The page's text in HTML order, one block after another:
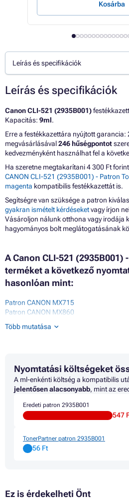
Kosárba
Leírás és specifikációk
Leírás és specifikációk
Canon CLI-521 (2935B001)
Kapacitás: 9ml.
Erre a festékkazettára nyújtott garancia:
megvásárlásával246 hűségpontot
kedvezményként használhat fel a
Ha szeretne megtakarítani 4 300 Ft
CANON CLI-521 (2935B001) - Patron
magenta kompatibilis festékkazettát is.
Segítségre van szüksége a patron
gyakran ismételt kérdéseketvagy írjon
Vásároljon nálunk otthona vagy irodája
hagyományos bolt meglátogatásának
A Canon CLI-521
terméket a következő
hasonlóan mint:
Patron CANON MX715
Patron CANON MX860
Patron CANON MX870
Patron CANON MX880
Patron CANON PIXMA IP4600 SERIES
Patron CANON PIXMA IP4600X
Patron CANON PIXMA IP4700
Patron CANON PIXMA MP550
Patron CANON PIXMA MP560
Patron CANON PIXMA MP620 SERIES
Patron CANON PIXMA MP640
Patron CANON PIXMA MP640 SERIES
Patron CANON PIXMA MP990
Több mutatása
Nyomtatási költségeket
A ml-enkénti költség a kompatibilis
jelentősen alacsonyabb, mint az
Eredeti patron 2935B001
547
TonerPartner patron 2935B001
56 Ft
Ez is érdekelheti Önt